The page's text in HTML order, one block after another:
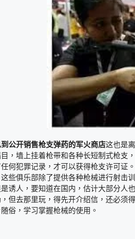
公开销售枪支弹药的军火商店这也是
，墙上挂着枪带和各种长短制式枪支
何犯罪记录，才可以获得枪支许可证
些俱乐部除了提供各种枪械进行射击
诱人，要知道在国内，估计大部分人
但去那里玩，得先开介绍信，还必须
俗，学习掌握枪械的使用。